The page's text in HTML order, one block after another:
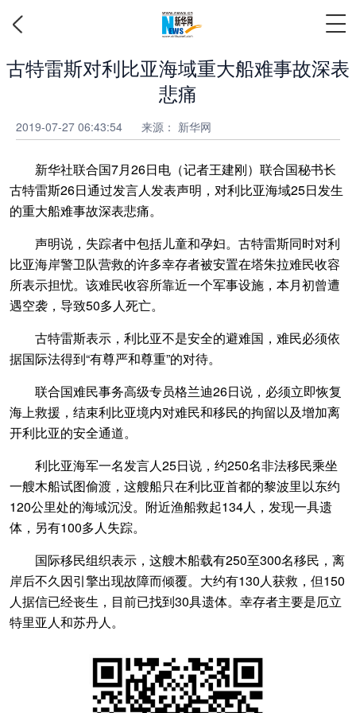
古特雷斯对利比亚海域重大船难事故深表
悲痛
2019-07-27 06:43:54 来源： 新华网
新华社联合国7月26日电（记者王建刚）联合国秘书长
古特雷斯26日通过发言人发表声明，对利比亚海域25日发生
的重大船难事故深表悲痛。
声明说，失踪者中包括儿童和孕妇。古特雷斯同时对利
比亚海岸警卫队营救的许多幸存者被安置在塔朱拉难民收容
所表示担忧。该难民收容所靠近一个军事设施，本月初曾遭
遇空袭，导致50多人死亡。
古特雷斯表示，利比亚不是安全的避难国，难民必须依
据国际法得到“有尊严和尊重”的对待。
联合国难民事务高级专员格兰迪26日说，必须立即恢复
海上救援，结束利比亚境内对难民和移民的拘留以及增加离
开利比亚的安全通道。
利比亚海军一名发言人25日说，约250名非法移民乘坐
一艘木船试图偷渡，这艘船只在利比亚首都的黎波里以东约
120公里处的海域沉没。附近渔船救起134人，发现一具遗
体，另有100多人失踪。
国际移民组织表示，这艘木船载有250至300名移民，离
岸后不久因引擎出现故障而倾覆。大约有130人获救，但150
人据信已经丧生，目前已找到30具遗体。幸存者主要是厄立
特里亚人和苏丹人。